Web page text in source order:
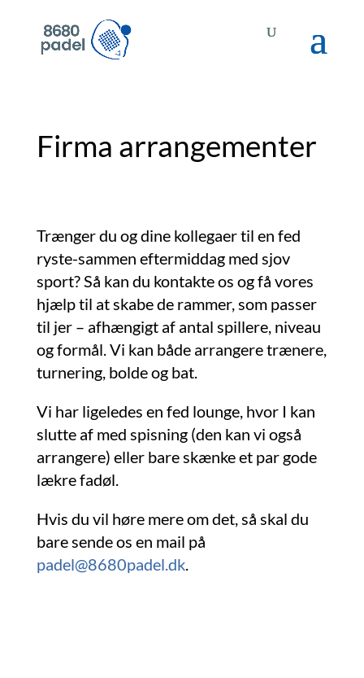
Firma arrangementer
Trænger du og dine kollegaer til en fed
ryste-sammen eftermiddag med sjov
sport? Så kan du kontakte os og få vores
hjælp til at skabe de rammer, som passer
til jer – afhængigt af antal spillere, niveau
og formål. Vi kan både arrangere trænere,
turnering, bolde og bat.
Vi har ligeledes en fed lounge, hvor I kan
slutte af med spisning (den kan vi også
arrangere) eller bare skænke et par gode
lækre fadøl.
Hvis du vil høre mere om det, så skal du
bare sende os en mail på
padel@8680padel.dk.